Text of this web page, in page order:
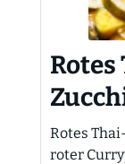
Rotes
roter